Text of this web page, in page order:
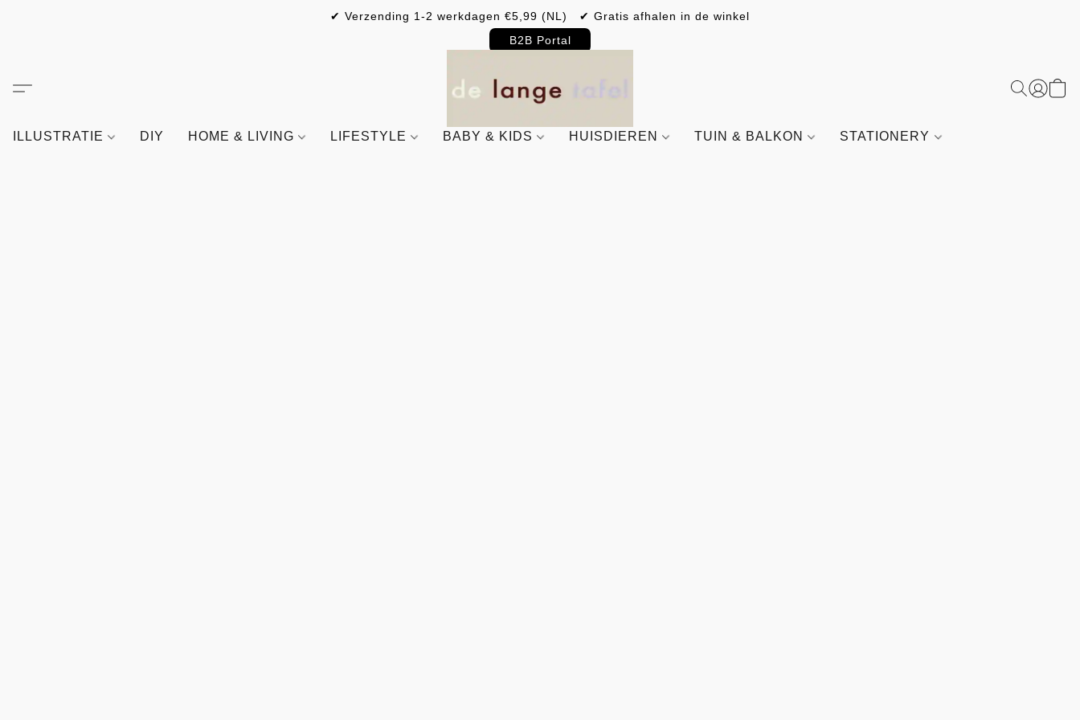
✔ Verzending 1-2 werkdagen €5,99 (NL) ✔ Gratis afhalen in de winkel
B2B Portal
ILLUSTRATIE DIY HOME & LIVING LIFESTYLE BABY & KIDS HUISDIEREN TUIN & BALKON STATIONERY